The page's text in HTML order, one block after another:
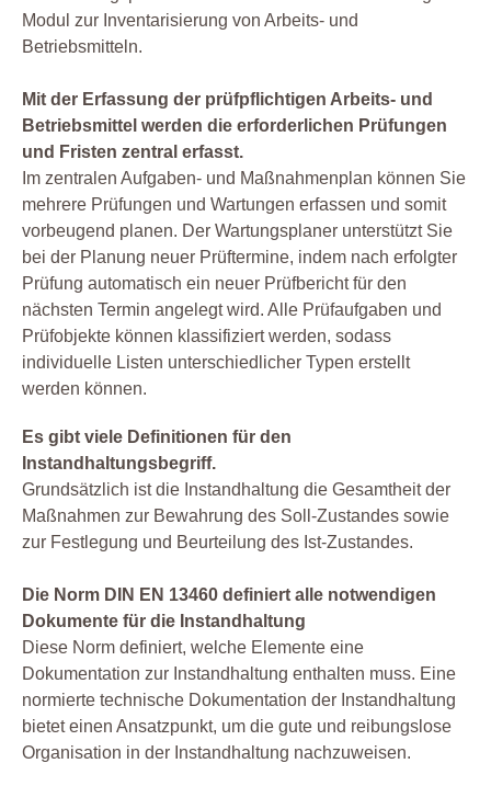
Modul zur Inventarisierung von Arbeits- und
Betriebsmitteln.
Mit der Erfassung der prüfpflichtigen Arbeits- und
Betriebsmittel werden die erforderlichen Prüfungen
und Fristen zentral erfasst.
Im zentralen Aufgaben- und Maßnahmenplan können Sie
mehrere Prüfungen und Wartungen erfassen und somit
vorbeugend planen. Der Wartungsplaner unterstützt Sie
bei der Planung neuer Prüftermine, indem nach erfolgter
Prüfung automatisch ein neuer Prüfbericht für den
nächsten Termin angelegt wird. Alle Prüfaufgaben und
Prüfobjekte können klassifiziert werden, sodass
individuelle Listen unterschiedlicher Typen erstellt
werden können.
Es gibt viele Definitionen für den
Instandhaltungsbegriff.
Grundsätzlich ist die Instandhaltung die Gesamtheit der
Maßnahmen zur Bewahrung des Soll-Zustandes sowie
zur Festlegung und Beurteilung des Ist-Zustandes.
Die Norm DIN EN 13460 definiert alle notwendigen
Dokumente für die Instandhaltung
Diese Norm definiert, welche Elemente eine
Dokumentation zur Instandhaltung enthalten muss. Eine
normierte technische Dokumentation der Instandhaltung
bietet einen Ansatzpunkt, um die gute und reibungslose
Organisation in der Instandhaltung nachzuweisen.